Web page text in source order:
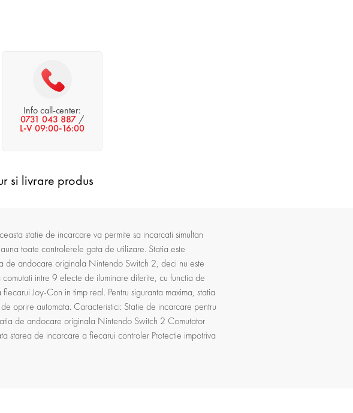
Info call-center:
0731 043 887 /
L-V 09:00-16:00
si livrare produs
statie de incarcare va permite sa incarcati simultan
toate controlerele gata de utilizare. Statia este
de andocare originala Nintendo Switch 2, deci nu este
intre 9 efecte de iluminare diferite, cu functia de
Joy-Con in timp real. Pentru siguranta maxima, statia
oprire automata. Caracteristici: Statie de incarcare pentru
de andocare originala Nintendo Switch 2 Comutator
starea de incarcare a fiecarui controler Protectie impotriva